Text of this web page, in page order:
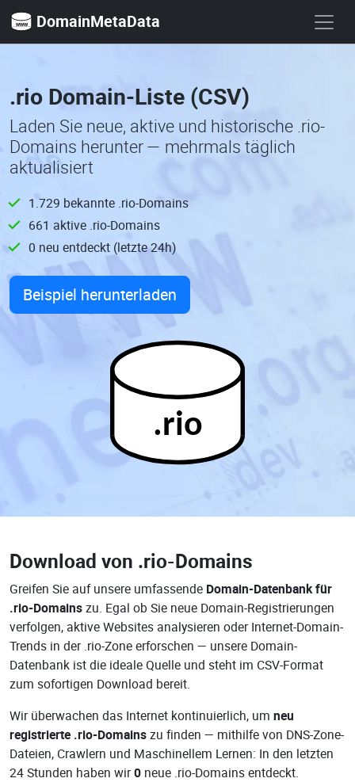
DomainMetaData
.rio Domain-Liste (CSV)
Laden Sie neue, aktive und historische .rio-
Domains herunter — mehrmals täglich
aktualisiert
1.729 bekannte .rio-Domains
661 aktive .rio-Domains
0 neu entdeckt (letzte 24h)
Beispiel herunterladen
.rio
Download von .rio-Domains
Greifen Sie auf unsere umfassende Domain-Datenbank für
.rio-Domainszu. Egal ob Sie neue Domain-Registrierungen
verfolgen, aktive Websites analysieren oder Internet-Domain-
Trends in der .rio-Zone erforschen — unsere Domain-
Datenbank ist die ideale Quelle und steht im CSV-Format
zum sofortigen Download bereit.
Wir überwachen das Internet kontinuierlich, um neu
registrierte .rio-Domainszu finden — mithilfe von DNS-Zone-
Dateien, Crawlern und Maschinellem Lernen: In den letzten
24 Stunden haben wir0 neue .rio-Domains entdeckt.